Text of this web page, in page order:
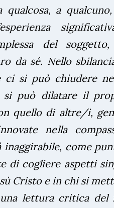
qualcosa, a
del
da sé. Nello
ci si può chiudere
si può dilatare il
quello di altre/i,
nella
inaggirabile, come
di cogliere aspetti
Cristo e in chi si
lettura critica del